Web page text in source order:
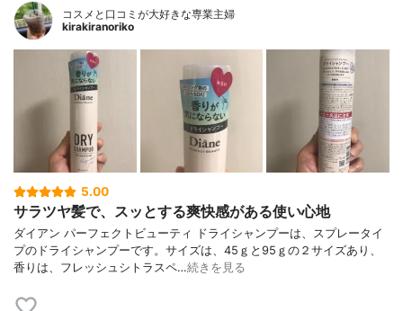
コスメと口コミが大好きな専業主婦
kirakiranoriko
5.00
サラツヤ髪で、スッとする爽快感がある使い心地
ダイアン パーフェクトビューティ ドライシャンプーは、スプレータイ
プのドライシャンプーです。サイズは、45ｇと95ｇの２サイズあり、
香りは、フレッシュシトラスペ…続きを見る